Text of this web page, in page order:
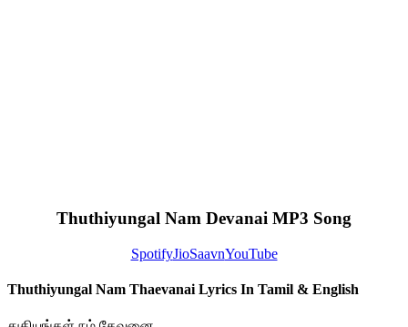
Thuthiyungal Nam Devanai MP3 Song
SpotifyJioSaavnYouTube
Thuthiyungal Nam Thaevanai Lyrics In Tamil & English